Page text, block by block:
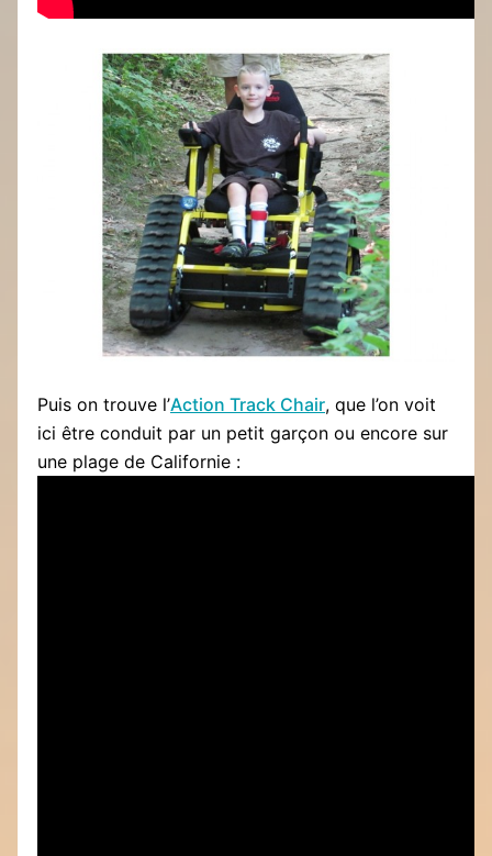
Puis on trouve l’Action Track Chair, que l’on voit
ici être conduit par un petit garçon ou encore sur
une plage de Californie :